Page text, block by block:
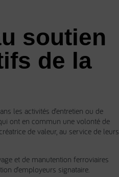
soutien
de la
les activités d’entretien ou de
ont en commun une volonté de
de valeur, au service de leurs
et de manutention ferroviaires
d’employeurs signataire.